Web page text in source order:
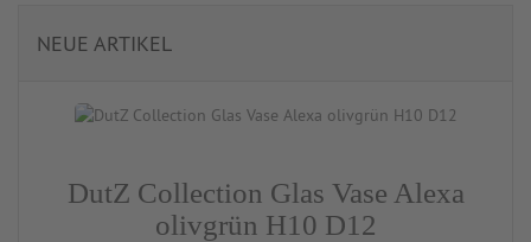
NEUE ARTIKEL
DutZ Collection Glas Vase Alexa
olivgrün H10 D12